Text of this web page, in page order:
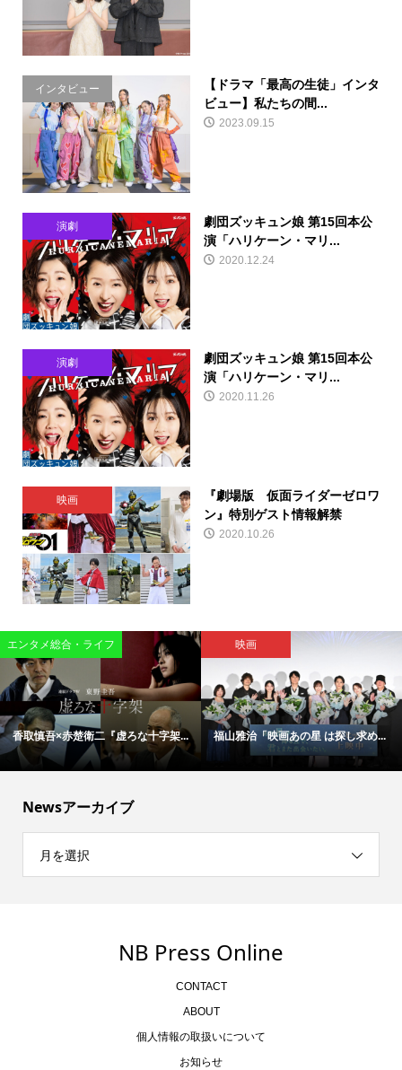
インタビュー
【ドラマ「最高の生徒」インタ
ビュー】私たちの間...
2023.09.15
演劇
劇団ズッキュン娘 第15回本公
演「ハリケーン・マリ...
2020.12.24
演劇
劇団ズッキュン娘 第15回本公
演「ハリケーン・マリ...
2020.11.26
映画
『劇場版 仮面ライダーゼロワ
ン』特別ゲスト情報解禁
2020.10.26
エンタメ総合・ライフ
香取慎吾×赤楚衛二『虚ろな十字架...
映画
福山雅治「映画あの星 は探し求め...
Newsアーカイブ
月を選択
NB Press Online
CONTACT
ABOUT
個人情報の取扱いについて
お知らせ